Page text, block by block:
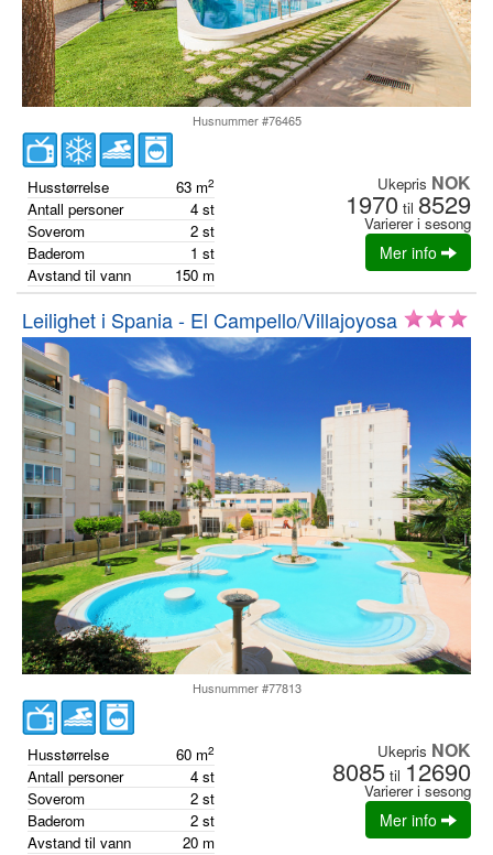
Husnummer #76465
Husstørrelse 63 m2
Antall personer 4 st
Soverom
2 st
Baderom
1 st
Avstand til vann
150 m
Ukepris NOK
1970 til 8529
Varierer i sesong
Mer info
Leilighet i Spania - El Campello/Villajoyosa
Husnummer #77813
Husstørrelse 60 m2
Antall personer 4 st
Soverom
2 st
Baderom
2 st
Avstand til vann
20 m
Ukepris NOK
8085 til 12690
Varierer i sesong
Mer info